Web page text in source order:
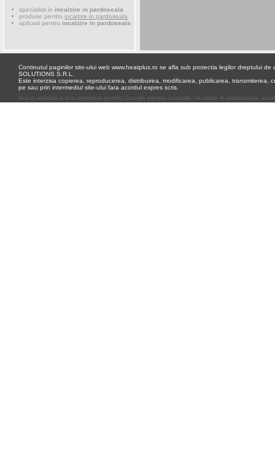
specialisti inincalzire in pardoseala
produse pentruincalzire in pardoseala
aplicatii pentruincalzire in pardoseala
Continutul paginilor site-ului web www.heatplus.ro se afla sub protectia legilor dreptului
SOLUTIONS S.R.L.
Este interzisa copierea, reproducerea, distribuirea, modificarea, publicarea, transmiterea,
pe sau prin intermediul site-ului fara acordul expres scris.
Acest website a fost optimizat pentru Google pentru cautarile: incalzire in pardoseala